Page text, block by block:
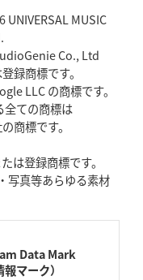
MUSIC
Co., Ltd
録商標です。
LLC の商標です。
ての商標は
商標です。
は登録商標です。
写真等あらゆる素材
Data Mark
報マーク）